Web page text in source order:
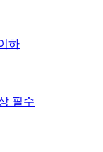
하
필수